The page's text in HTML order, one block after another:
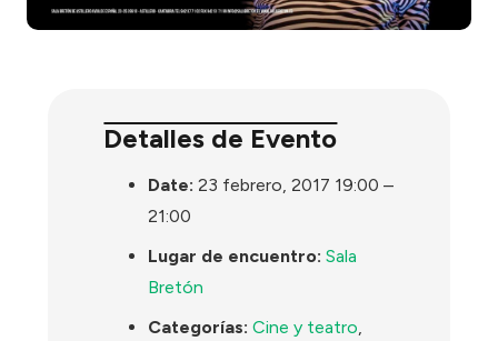
Detalles de Evento
Date: 23 febrero, 2017 19:00 –
21:00
Lugar de encuentro: Sala
Bretón
Categorías: Cine y teatro,